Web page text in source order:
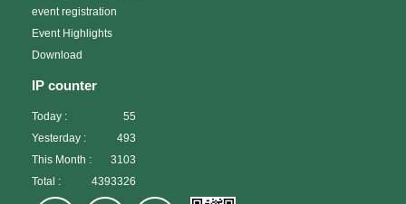
event registration
Event Highlights
Download
IP counter
Today :
55
Yesterday :
493
This Month :
3103
Total :
4393326